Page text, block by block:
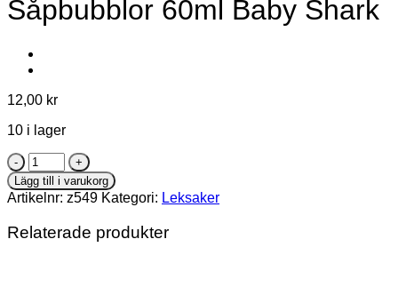
Såpbubblor 60ml Baby Shark
12,00 kr
10 i lager
Såpbubblor
60ml
Baby
Shark
mängd
Lägg till i varukorg
Artikelnr: z549 Kategori: Leksaker
Relaterade produkter